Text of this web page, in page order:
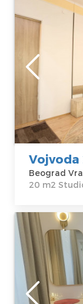
Beograd
Lokacija:
Beograd
Adresa:
Šupljikca 29
Cena
Vojvoda
Beograd
20 m2
Studio
Vracar.
spomenika
Beograd
Lokacija: